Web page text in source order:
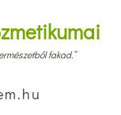
fakad.”